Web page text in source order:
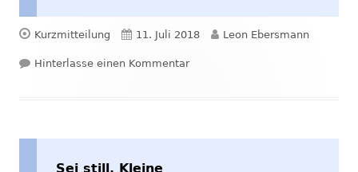
Format
Kurzmitteilung Veröffentlicht
am
11. Juli 2018 Autor
Leon Ebersmann
Hinterlasse einen Kommentarzu Sie
Sei still, Kleine